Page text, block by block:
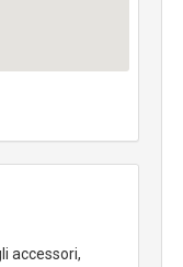
accessori,